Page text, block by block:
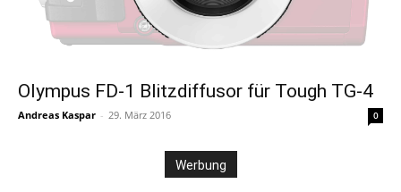
Olympus FD-1 Blitzdiffusor für Tough TG-4
Andreas Kaspar - 29. März 2016 0
Werbung